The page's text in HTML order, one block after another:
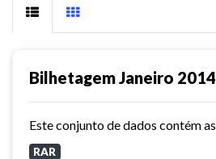
Bilhetagem Janeiro 2014
RAR